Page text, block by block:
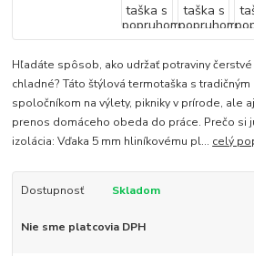
Hľadáte spôsob, ako udržať potraviny
chladné? Táto štýlová termotaška s
spoločníkom na výlety, pikniky v prírode, ale
prenos domáceho obeda do práce. Prečo si
izolácia: Vďaka 5 mm hliníkovému pl... celý
Dostupnosť Skladom
Nie sme platcovia DPH